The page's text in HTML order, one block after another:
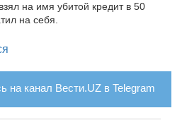
на имя убитой кредит в 50
на себя.
на канал Вести.UZ в Telegram